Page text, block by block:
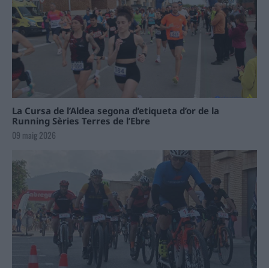
La Cursa de l’Aldea segona d’etiqueta d’or de la
Running Sèries Terres de l’Ebre
09 maig 2026